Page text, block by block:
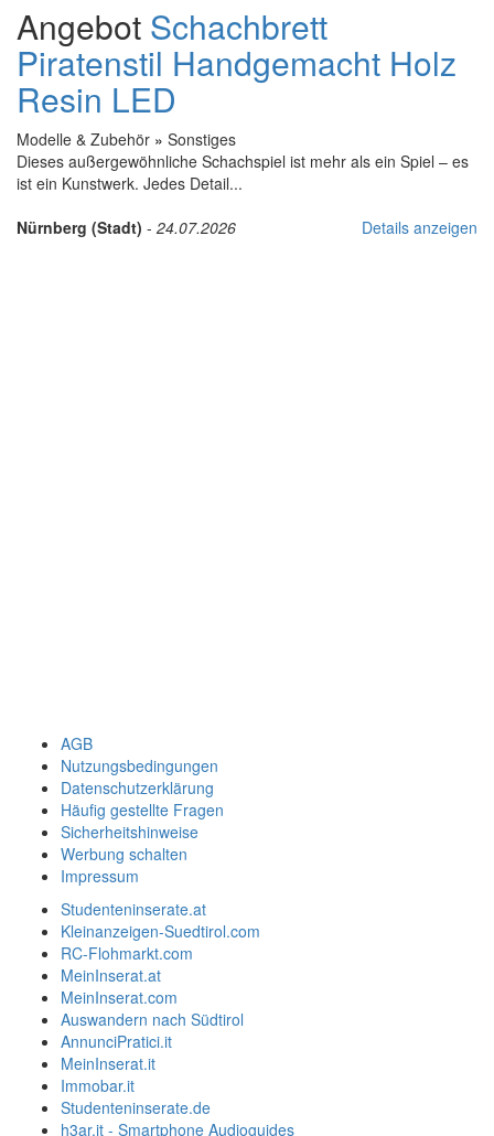
Angebot Schachbrett
Piratenstil Handgemacht Holz
Resin LED
Modelle & Zubehör » Sonstiges
Dieses außergewöhnliche Schachspiel ist mehr als ein Spiel – es
ist ein Kunstwerk. Jedes Detail...
Nürnberg (Stadt) - 24.07.2026 Details anzeigen
AGB
Nutzungsbedingungen
Datenschutzerklärung
Häufig gestellte Fragen
Sicherheitshinweise
Werbung schalten
Impressum
Studenteninserate.at
Kleinanzeigen-Suedtirol.com
RC-Flohmarkt.com
MeinInserat.at
MeinInserat.com
Auswandern nach Südtirol
AnnunciPratici.it
MeinInserat.it
Immobar.it
Studenteninserate.de
h3ar.it - Smartphone Audioguides